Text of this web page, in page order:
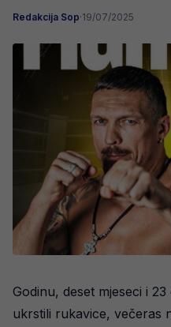
Redakcija Sop·19/07/2025
Godinu, deset mjeseci i
ukrstili rukavice, večeras